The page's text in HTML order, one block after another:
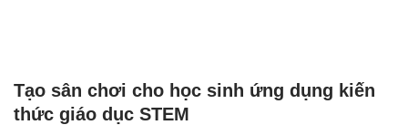
Tạo sân chơi cho học sinh ứng dụng kiến
thức giáo dục STEM